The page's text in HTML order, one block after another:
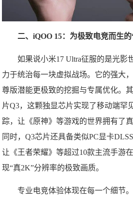
二、iQOO 15：为极致电竞而生
如果说小米17 Ultra征服的是光影
力于统治每一块虚拟战场。它的强大
尊版潜能更极致的挖掘与专属优化。
片Q3，这颗独显芯片实现了移动端罕
踪，让《原神》等游戏的世界拥有了
同时，Q3芯片还具备类似PC显卡
让《王者荣耀》等超过10款主流手游
现“真2K”分辨率的极致画质。
专业电竞体验体现在每一个细节